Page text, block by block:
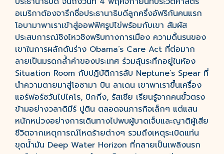
อเมริกาต้องจารึกชื่อประธานาธิบดีลูกครึ่งอัฟริกันคนแรก
โอบามาพาเราเข้าสู่ออฟฟิศรูปไข่พร้อมกับเขา สัมผัส
ประสบการณ์ชิงไหวชิงพริบทางการเมือง ความดิ้นรนของ
เขาในการผลักดันร่าง Obama’s Care Act ที่ต่อมาก
ลายเป็นมรดกล้ำค่าของประเทศ ร่วมลุ้นระทึกอยู่ในห้อง
Situation Room กับปฏิบัติการลับ Neptune’s Spear ที่
นำความตายมาสู่โอซามา บิน ลาเดน เขาพาเราขึ้นเครื่อง
แอร์ฟอร์ซวันไปไคโร, ปักกิ่ง, รัสเซีย เรียนรู้จากคนขั้วตรง
ข้ามอย่างวลาดิมีร์ ปูติน ตลอดจนภารกิจเล็กๆ แต่แสน
หนักหน่วงอย่างการเดินทางไปพบผู้บาดเจ็บและญาติผู้เสีย
ชีวิตจากเหตุการณ์โหดร้ายต่างๆ รวมถึงเหตุระเบิดแท่น
ขุดน้ำมัน Deep Water Horizon ที่กลายเป็นเพลิงนรก